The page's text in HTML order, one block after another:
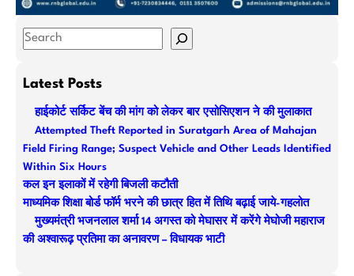
S
aLatest Posts
हाईकोर्ट सर्किट बेंच की मांग को लेकर बार एसोसिएशन ने की मुलाकात
Attempted Theft Reported in Suratgarh Area of Mahajan
Field Firing Range; Suspect Vehicle and Other Leads Identified
Within Six Hours
कल इन इलाकों में रहेगी बिजली कटौती
माध्यमिक शिक्षा बोर्ड फॉर्म भरने की छात्र हित में तिथि बढ़ाई जाये-गहलोत
मुख्यमंत्री भजनलाल शर्मा 14 अगस्त को मेघासर में करेंगे मेघोजी महाराज
की अश्वारूढ़ प्रतिमा का अनावरण – विधायक भाटी